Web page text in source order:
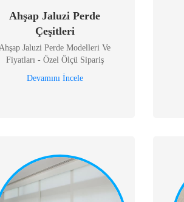
Ahşap Jaluzi Perde
Çeşitleri
Jaluzi Perde Modelleri Ve
Fiyatları - Özel Ölçü Sipariş
Devamını İncele